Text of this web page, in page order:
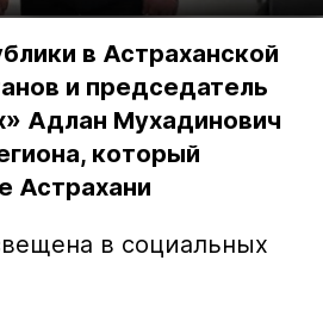
в Астраханской
и председатель
Адлан Мухадинович
который
Астрахани
в социальных